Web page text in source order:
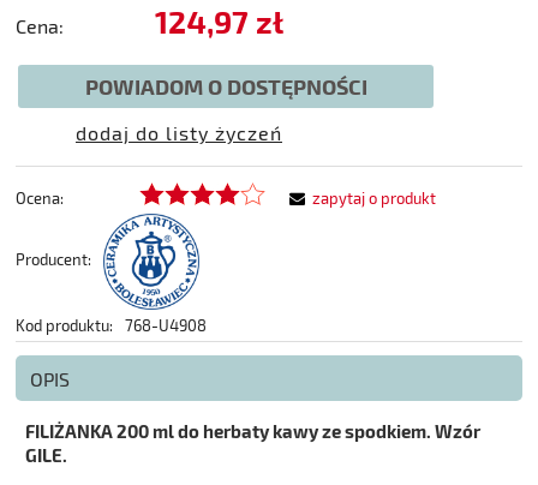
Cena: 124,97 zł
POWIADOM O DOSTĘPNOŚCI
dodaj do listy życzeń
Ocena:
Producent:
Kod produktu: 768-U4908
zapytaj o produkt
OPIS
FILIŻANKA 200 ml do herbaty kawy ze spodkiem. Wzór
GILE.